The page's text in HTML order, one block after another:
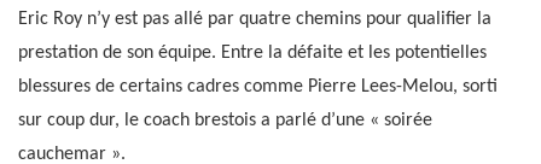
Eric Roy n’y est pas allé par quatre chemins pour qualifier la
prestation de son équipe. Entre la défaite et les potentielles
blessures de certains cadres comme Pierre Lees-Melou, sorti
sur coup dur, le coach brestois a parlé d’une « soirée
cauchemar ».